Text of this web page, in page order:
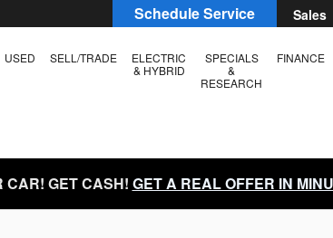
in Boise, ID | Larry Sales
Schedule Service
USED SELL/TRADE
ELECTRIC
& HYBRID
SPECIALS
&
RESEARCH
FINANCE
CAR! GET CASH! GET A REAL OFFER IN